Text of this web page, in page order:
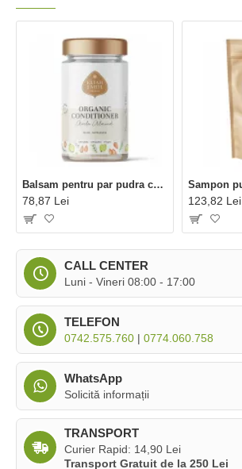
CALL CENTER
Luni - Vineri 08:00 - 17:00
TELEFON
0742.575.760 | 0774.060.758
WhatsApp
Solicită informații
TRANSPORT
Curier Rapid: 14,90 Lei
Transport Gratuit de la 250 Lei
Balsam pentru par pudra cu amla si migdale bio (135 grame), Eliah Sahil
78,87 Lei 123,82 Lei